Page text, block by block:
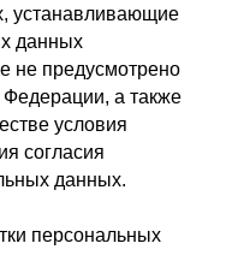
устанавливающие
данных
не предусмотрено
Федерации, а также
условия
согласия
данных.
персональных